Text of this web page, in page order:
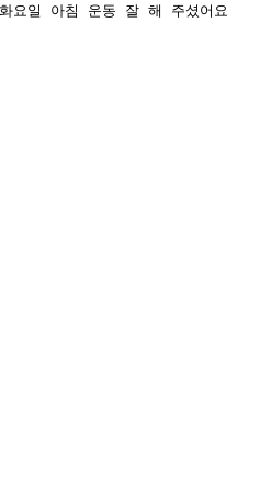
요일 아침 운동 잘 해 주셨어요